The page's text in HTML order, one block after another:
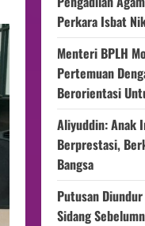
Perkara Isbat
Menteri BPLH
Pertemuan
Berorientasi
Aliyuddin: Anak
Berprestasi,
Bangsa
Putusan
Sidang